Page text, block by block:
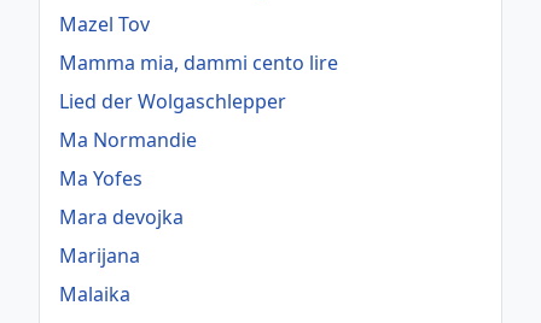
Mazel Tov
Mamma mia, dammi cento lire
Lied der Wolgaschlepper
Ma Normandie
Ma Yofes
Mara devojka
Marijana
Malaika